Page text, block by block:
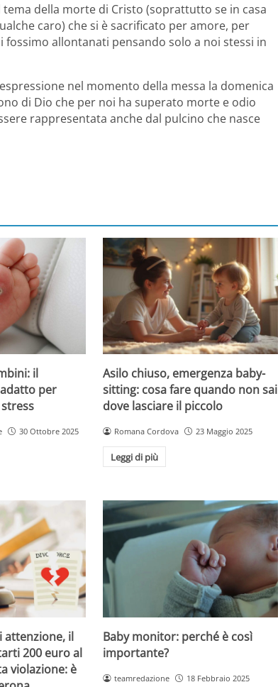
della morte di Cristo (soprattutto se in casa
caro) che si è sacrificato per amore, per
allontanati pensando solo a noi stessi in
nel momento della messa la domenica
di Dio che per noi ha superato morte e odio
rappresentata anche dal pulcino che nasce
il
per
30 Ottobre 2025
Asilo chiuso, emergenza baby-
sitting: cosa fare quando non sai
dove lasciare il piccolo
Romana Cordova 23 Maggio 2025
Leggi di più
attenzione, il
200 euro al
violazione: è
Baby monitor: perché è così
importante?
teamredazione 18 Febbraio 2025